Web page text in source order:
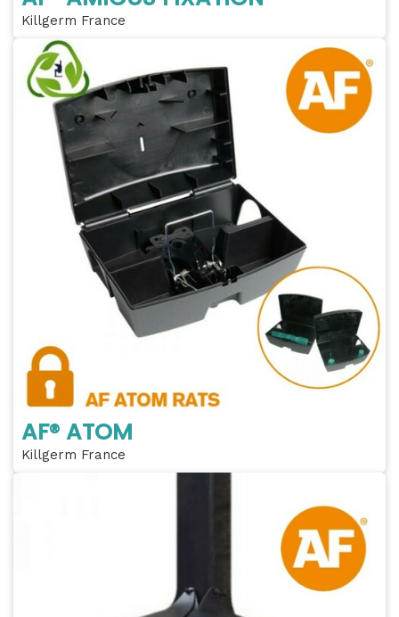
Killgerm France
AF® ATOM
Killgerm France